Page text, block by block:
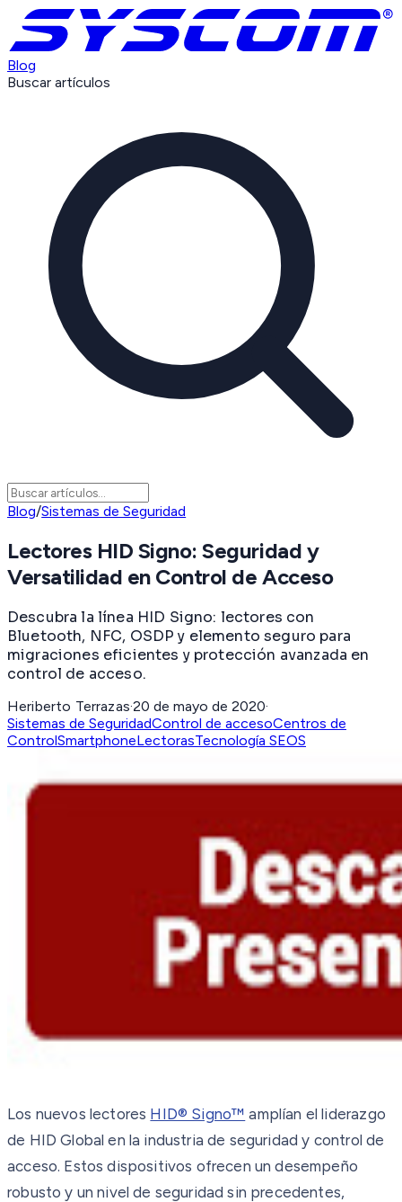
Blog
Buscar artículos
Blog/Sistemas de Seguridad
Lectores HID Signo: Seguridad y
Versatilidad en Control de Acceso
Descubra la línea HID Signo: lectores con
Bluetooth, NFC, OSDP y elemento seguro para
migraciones eficientes y protección avanzada en
control de acceso.
Heriberto Terrazas·20 de mayo de 2020·
Sistemas de SeguridadControl de accesoCentros de
ControlSmartphoneLectorasTecnología SEOS
Los nuevos lectores HID® Signo™ amplían el liderazgo
de HID Global en la industria de seguridad y control de
acceso. Estos dispositivos ofrecen un desempeño
robusto y un nivel de seguridad sin precedentes,